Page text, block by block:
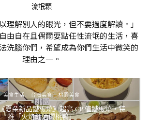
流氓顆
理解別人的眼光，但不要過度解讀。」
由自在且偶爾耍點任性流氓的生活，喜
洗腦你們，希望成為你們生活中微笑的
理由之一。
美食生活 台灣美食 桃園美食
夏朵新品鐵板燒》超高 CP 值鐵板燒，特
推「火焰紅酒櫻桃鴨」